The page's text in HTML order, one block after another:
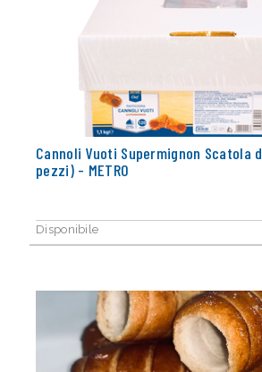
Cannoli Vuoti Supermignon Scatola
pezzi) - METRO
Disponibile